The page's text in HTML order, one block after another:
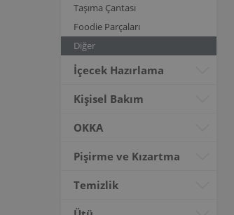
Taşıma Çantası
Foodie Parçaları
Diğer
İçecek Hazırlama
Kişisel Bakım
OKKA
Pişirme ve Kızartma
Temizlik